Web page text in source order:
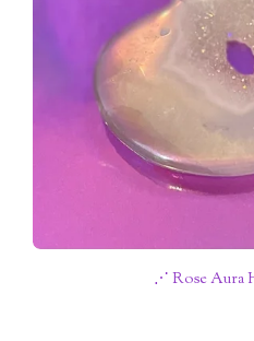
⋰ Rose Aura